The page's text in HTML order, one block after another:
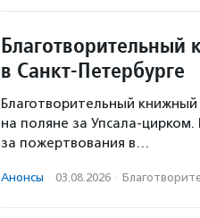
в Санкт-Петербурге
Благотворительный книжный
на поляне за Упсала-
за пожертвования в…
Анонсы · 03.08.2026 ·